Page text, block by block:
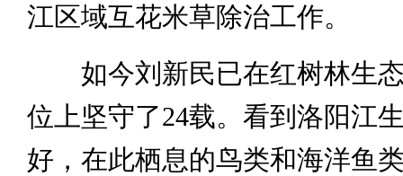
江区域互花米草除治工作。
如今刘新民已在红树林生态
位上坚守了24载。看到洛阳江
好，在此栖息的鸟类和海洋鱼